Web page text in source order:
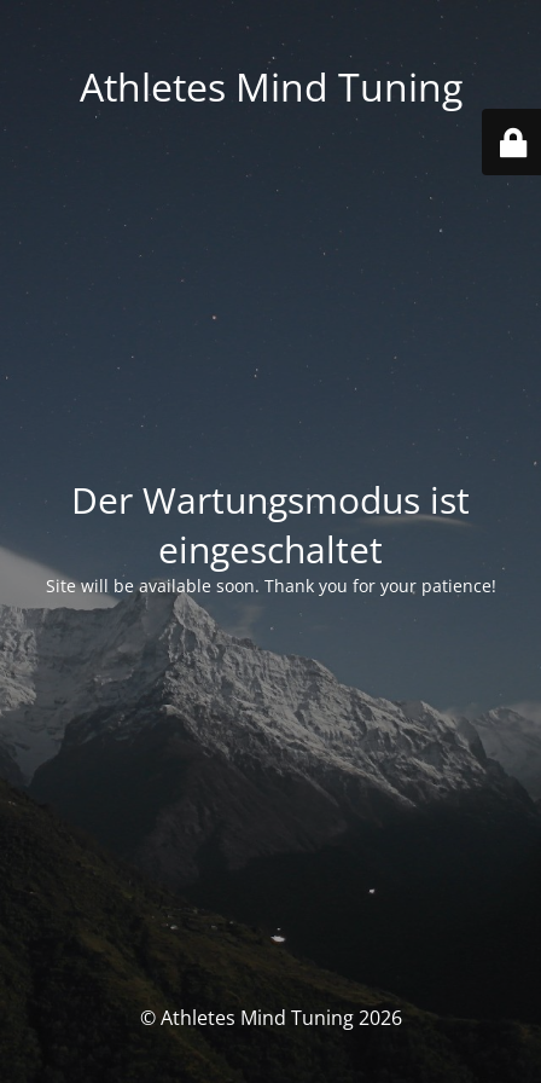
Athletes Mind Tuning
Der Wartungsmodus ist
eingeschaltet
Site will be available soon. Thank you for your patience!
© Athletes Mind Tuning 2026